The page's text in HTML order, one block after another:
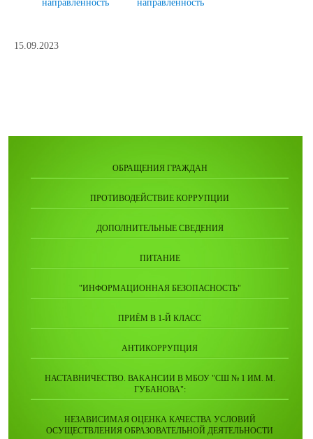
направленность
направленность
15.09.2023
ОБРАЩЕНИЯ ГРАЖДАН
ПРОТИВОДЕЙСТВИЕ КОРРУПЦИИ
ДОПОЛНИТЕЛЬНЫЕ СВЕДЕНИЯ
ПИТАНИЕ
"ИНФОРМАЦИОННАЯ БЕЗОПАСНОСТЬ"
ПРИЁМ В 1-Й КЛАСС
АНТИКОРРУПЦИЯ
НАСТАВНИЧЕСТВО. ВАКАНСИИ В МБОУ "СШ № 1 ИМ. М.
ГУБАНОВА":
НЕЗАВИСИМАЯ ОЦЕНКА КАЧЕСТВА УСЛОВИЙ
ОСУЩЕСТВЛЕНИЯ ОБРАЗОВАТЕЛЬНОЙ ДЕЯТЕЛЬНОСТИ